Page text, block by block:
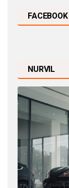
FACEBOOK
NURVIL